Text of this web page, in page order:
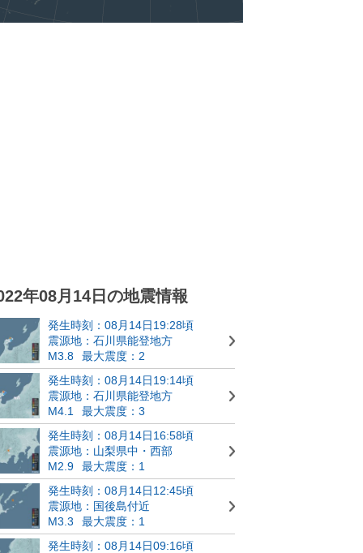
年08月14日の地震情報
発生時刻：08月14日19:28頃
震源地：石川県能登地方
M3.8
最大震度：2
発生時刻：08月14日19:14頃
震源地：石川県能登地方
M4.1
最大震度：3
発生時刻：08月14日16:58頃
震源地：山梨県中・西部
M2.9
最大震度：1
発生時刻：08月14日12:45頃
震源地：国後島付近
M3.3
最大震度：1
発生時刻：08月14日09:16頃